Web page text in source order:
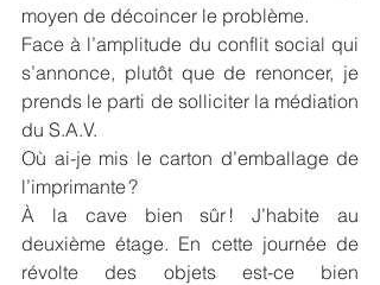
moyen de décoincer le problème.
Face à l’amplitude du conflit social qui
s’annonce, plutôt que de renoncer, je
prends le parti de solliciter la médiation
du S.A.V.
Où ai-je mis le carton d’emballage de
l’imprimante ?
À la cave bien sûr ! J’habite au
deuxième étage. En cette journée de
révolte des objets est-ce bien